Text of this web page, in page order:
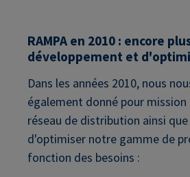
RAMPA en 2010 : encore
développement et
Dans les années 2010, nous
également donné pour
réseau de distribution ainsi
d'optimiser notre gamme de
fonction des besoins :